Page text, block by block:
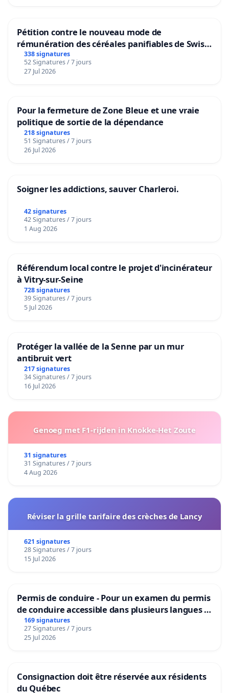
Pétition contre le nouveau mode de
rémunération des céréales panifiables de Swiss
granum basé sur la teneur en protéines
338 signatures
52 Signatures / 7 jours
27 Jul 2026
Pour la fermeture de Zone Bleue et une vraie
politique de sortie de la dépendance
218 signatures
51 Signatures / 7 jours
26 Jul 2026
Soigner les addictions, sauver Charleroi.
42 signatures
42 Signatures / 7 jours
1 Aug 2026
Référendum local contre le projet d'incinérateur
à Vitry-sur-Seine
728 signatures
39 Signatures / 7 jours
5 Jul 2026
Protéger la vallée de la Senne par un mur
antibruit vert
217 signatures
34 Signatures / 7 jours
16 Jul 2026
Genoeg met F1-rijden in Knokke-Het Zoute
31 signatures
31 Signatures / 7 jours
4 Aug 2026
Réviser la grille tarifaire des crèches de Lancy
621 signatures
28 Signatures / 7 jours
15 Jul 2026
Permis de conduire - Pour un examen du permis
de conduire accessible dans plusieurs langues à
Bruxelles
169 signatures
27 Signatures / 7 jours
25 Jul 2026
Consignaction doit être réservée aux résidents
du Québec